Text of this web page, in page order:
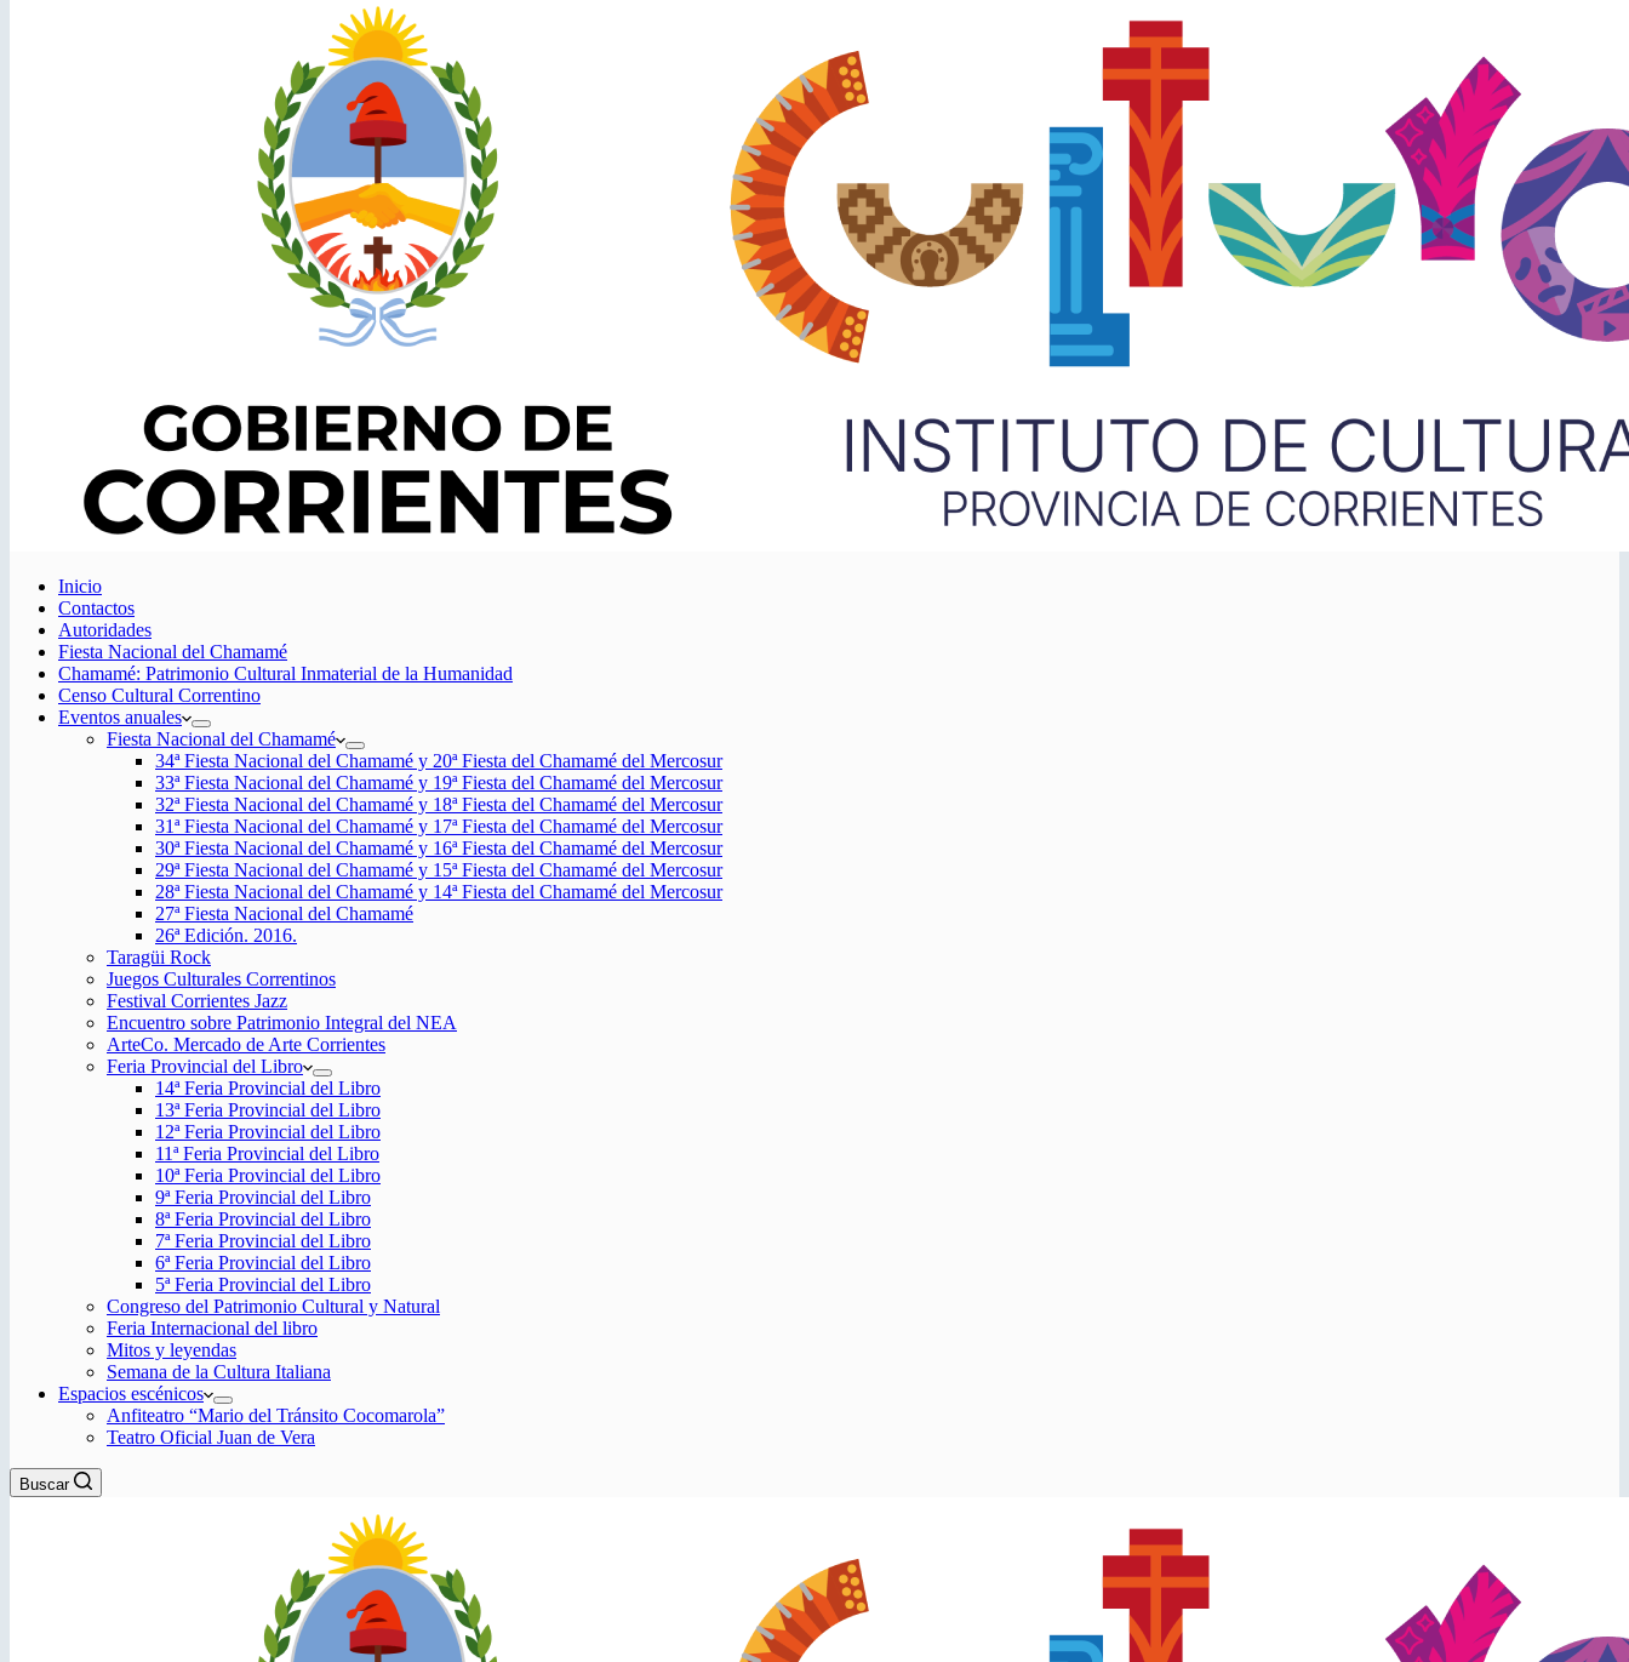
Inicio
Contactos
Autoridades
Fiesta Nacional del Chamamé
Chamamé: Patrimonio Cultural Inmaterial de la Humanidad
Censo Cultural Correntino
Eventos anuales
Fiesta Nacional del Chamamé
34ª Fiesta Nacional del Chamamé y 20ª Fiesta del Chamamé del Mercosur
33ª Fiesta Nacional del Chamamé y 19ª Fiesta del Chamamé del Mercosur
32ª Fiesta Nacional del Chamamé y 18ª Fiesta del Chamamé del Mercosur
31ª Fiesta Nacional del Chamamé y 17ª Fiesta del Chamamé del Mercosur
30ª Fiesta Nacional del Chamamé y 16ª Fiesta del Chamamé del Mercosur
29ª Fiesta Nacional del Chamamé y 15ª Fiesta del Chamamé del Mercosur
28ª Fiesta Nacional del Chamamé y 14ª Fiesta del Chamamé del Mercosur
27ª Fiesta Nacional del Chamamé
26ª Edición. 2016.
Taragüi Rock
Juegos Culturales Correntinos
Festival Corrientes Jazz
Encuentro sobre Patrimonio Integral del NEA
ArteCo. Mercado de Arte Corrientes
Feria Provincial del Libro
14ª Feria Provincial del Libro
13ª Feria Provincial del Libro
12ª Feria Provincial del Libro
11ª Feria Provincial del Libro
10ª Feria Provincial del Libro
9ª Feria Provincial del Libro
8ª Feria Provincial del Libro
7ª Feria Provincial del Libro
6ª Feria Provincial del Libro
5ª Feria Provincial del Libro
Congreso del Patrimonio Cultural y Natural
Feria Internacional del libro
Mitos y leyendas
Semana de la Cultura Italiana
Espacios escénicos
Anfiteatro “Mario del Tránsito Cocomarola”
Teatro Oficial Juan de Vera
Buscar